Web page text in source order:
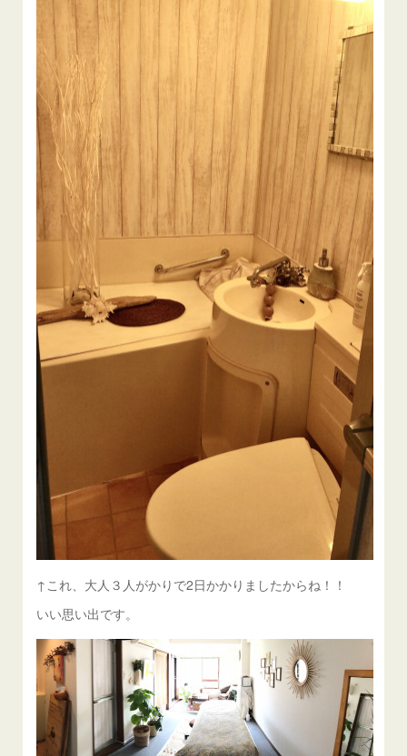
↑これ、大人３人がかりで2日かかりましたからね！！
いい思い出です。